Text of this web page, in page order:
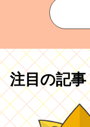
注目の記事